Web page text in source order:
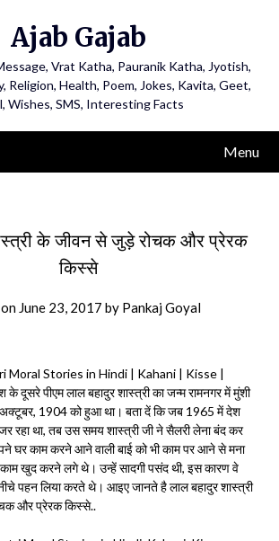
Ajab Gajab
Vrat Katha, Pauranik Katha, Jyotish,
Religion, Health, Poem, Jokes, Kavita, Geet,
Wishes, SMS, Interesting Facts
Menu
के जीवन से जुड़े रोचक और प्रेरक
किस्से
June 23, 2017 by Pankaj Goyal
Moral Stories in Hindi | Kahani | Kisse |
दूसरे पीएम लाल बहादुर शास्त्री का जन्म रामनगर में मुंशी
अक्टूबर, 1904 को हुआ था। बता दें कि जब 1965 में देश
रहा था, तब उस समय शास्त्री जी ने सैलरी लेना बंद कर
घर काम करने आने वाली बाई को भी काम पर आने से मना
खुद करने लगे थे। उन्हें सादगी पसंद थी, इस कारण वे
पहन लिया करते थे। आइए जानते है लाल बहादुर शास्त्री
और प्रेरक किस्से..